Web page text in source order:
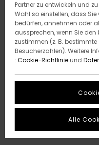
Partner zu entwickeln und
Wahl so einstellen, dass
bedürfen, annehmen oder
aussprechen, wenn Sie
zustimmen (z. B.
Besucherzahlen). Weitere
: Cookie-Richtlinieund
Alle